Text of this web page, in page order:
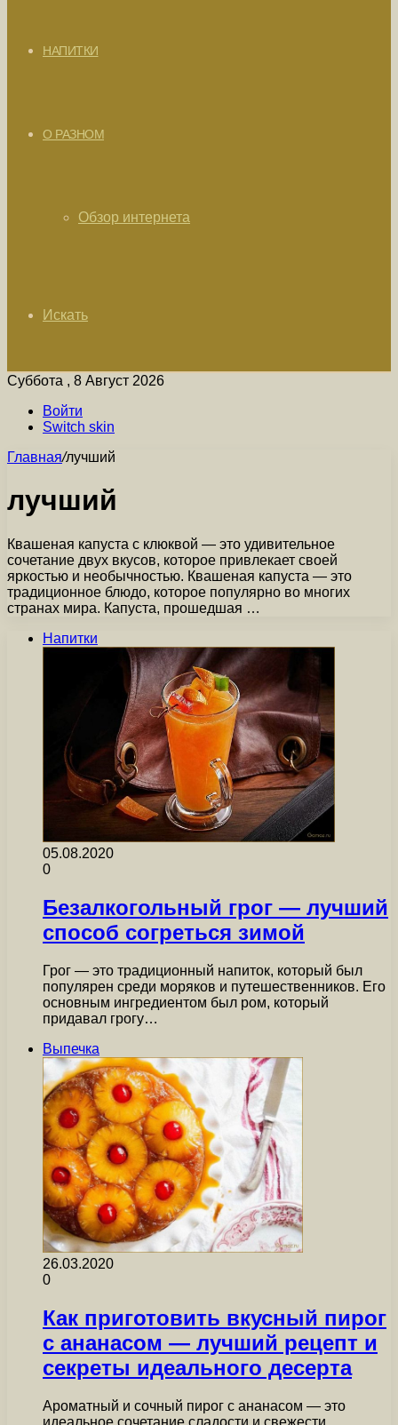
НАПИТКИ
О РАЗНОМ
Обзор интернета
Искать
Суббота , 8 Август 2026
Войти
Switch skin
Главная/лучший
лучший
Квашеная капуста с клюквой — это удивительное
сочетание двух вкусов, которое привлекает своей
яркостью и необычностью. Квашеная капуста — это
традиционное блюдо, которое популярно во многих
странах мира. Капуста, прошедшая …
Напитки
05.08.2020
0
Безалкогольный грог — лучший
способ согреться зимой
Грог — это традиционный напиток, который был
популярен среди моряков и путешественников. Его
основным ингредиентом был ром, который
придавал грогу…
Выпечка
26.03.2020
0
Как приготовить вкусный пирог
с ананасом — лучший рецепт и
секреты идеального десерта
Ароматный и сочный пирог с ананасом — это
идеальное сочетание сладости и свежести.